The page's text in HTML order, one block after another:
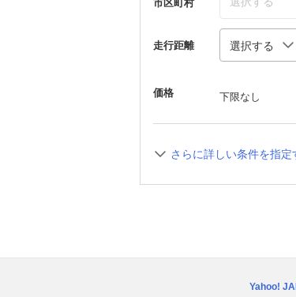
市区町村
走行距離
価格 下限なし
さらに詳しい条件を指定
Yahoo!